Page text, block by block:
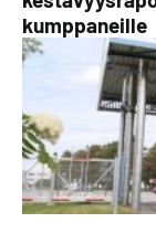
kumppaneille